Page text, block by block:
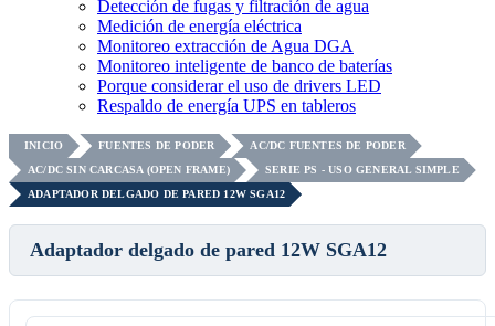
Detección de fugas y filtración de agua
Medición de energía eléctrica
Monitoreo extracción de Agua DGA
Monitoreo inteligente de banco de baterías
Porque considerar el uso de drivers LED
Respaldo de energía UPS en tableros
INICIO FUENTES DE PODER
AC/DC FUENTES DE PODER
AC/DC SIN CARCASA (OPEN FRAME)
SERIE PS - USO GENERAL SIMPLE
ADAPTADOR DELGADO DE PARED 12W SGA12
Adaptador delgado de pared 12W SGA12